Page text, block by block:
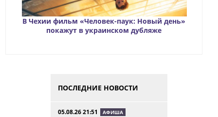
В Чехии фильм «Человек-паук: Новый день»
покажут в украинском дубляже
ПОСЛЕДНИЕ НОВОСТИ
05.08.26 21:51 АФИША